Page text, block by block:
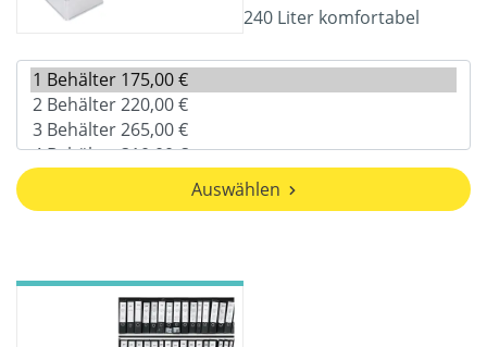
240 Liter komfortabel
Auswählen